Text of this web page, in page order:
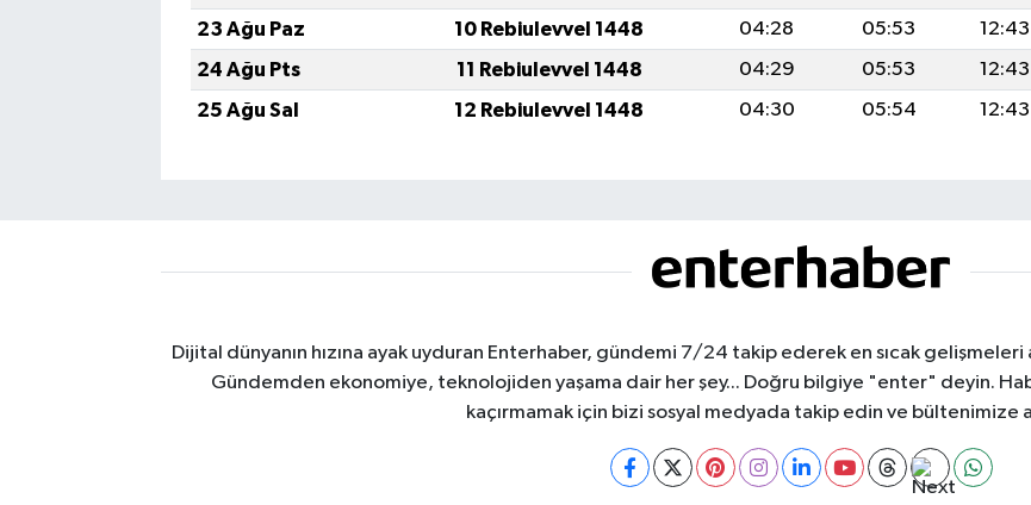
23 Ağu Paz
10 Rebiulevvel 1448 04:28 05:53 12:43
24 Ağu Pts
11 Rebiulevvel 1448 04:29 05:53 12:43
25 Ağu Sal
12 Rebiulevvel 1448 04:30 05:54 12:43
Dijital dünyanın hızına ayak uyduran Enterhaber, gündemi 7/24 takip ederek en sıcak gelişmeleri
Gündemden ekonomiye, teknolojiden yaşama dair her şey... Doğru bilgiye "enter" deyin.
kaçırmamak için bizi sosyal medyada takip edin ve bültenimize